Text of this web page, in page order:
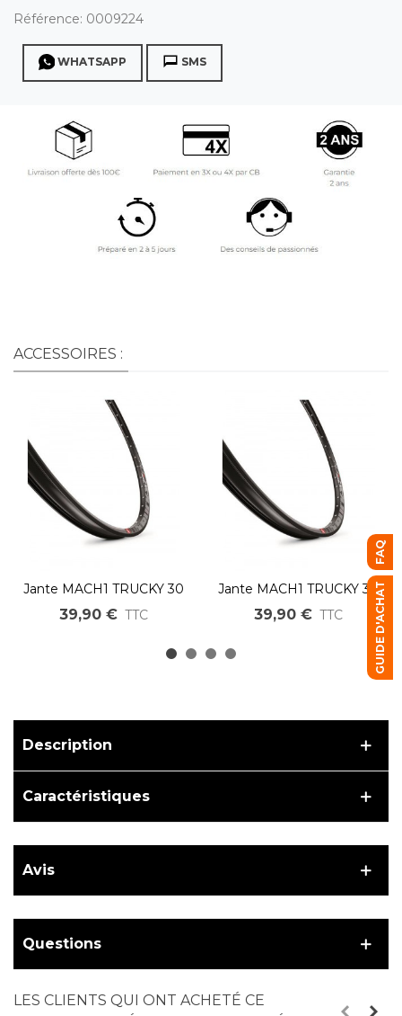
Référence: 0009224
WHATSAPP SMS
ACCESSOIRES :
Jante MACH1 TRUCKY 30
pour VTT électrique 36
trous 20"
39,90 € TTC
Jante MACH1 TRUCKY 30
pour VTT électrique 36
trous 26"
39,90 € TTC
Description
Caractéristiques
Avis
Questions
LES CLIENTS QUI ONT ACHETÉ CE
FAQ
GUIDE D'ACHAT